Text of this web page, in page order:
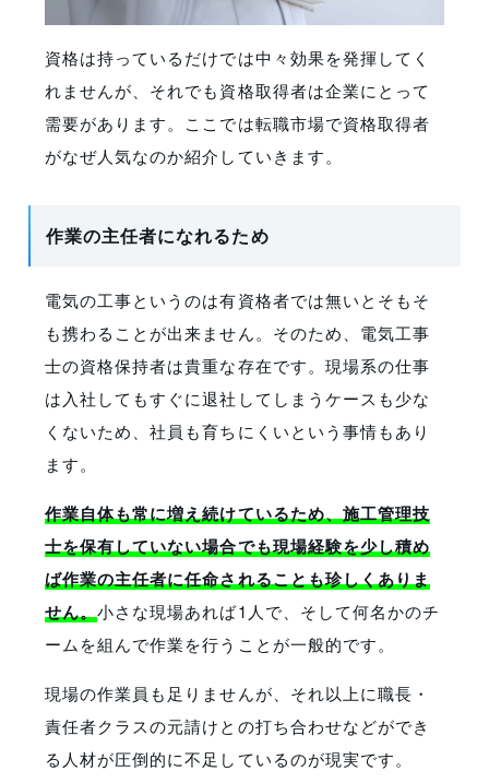
資格は持っているだけでは中々効果を発揮してく
れませんが、それでも資格取得者は企業にとって
需要があります。ここでは転職市場で資格取得者
がなぜ人気なのか紹介していきます。
作業の主任者になれるため
電気の工事というのは有資格者では無いとそもそ
も携わることが出来ません。そのため、電気工事
士の資格保持者は貴重な存在です。現場系の仕事
は入社してもすぐに退社してしまうケースも少な
くないため、社員も育ちにくいという事情もあり
ます。
作業自体も常に増え続けているため、施工管理技
士を保有していない場合でも現場経験を少し積め
ば作業の主任者に任命されることも珍しくありま
せん。小さな現場あれば1人で、そして何名かのチ
ームを組んで作業を行うことが一般的です。
現場の作業員も足りませんが、それ以上に職長・
責任者クラスの元請けとの打ち合わせなどができ
る人材が圧倒的に不足しているのが現実です。